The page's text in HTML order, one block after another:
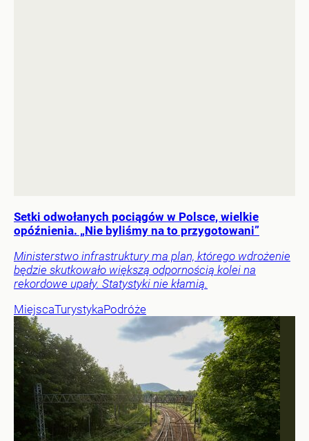
Setki odwołanych pociągów w Polsce, wielkie
opóźnienia. „Nie byliśmy na to przygotowani”
Ministerstwo infrastruktury ma plan, którego wdrożenie
będzie skutkowało większą odpornością kolei na
rekordowe upały. Statystyki nie kłamią.
MiejscaTurystykaPodróże